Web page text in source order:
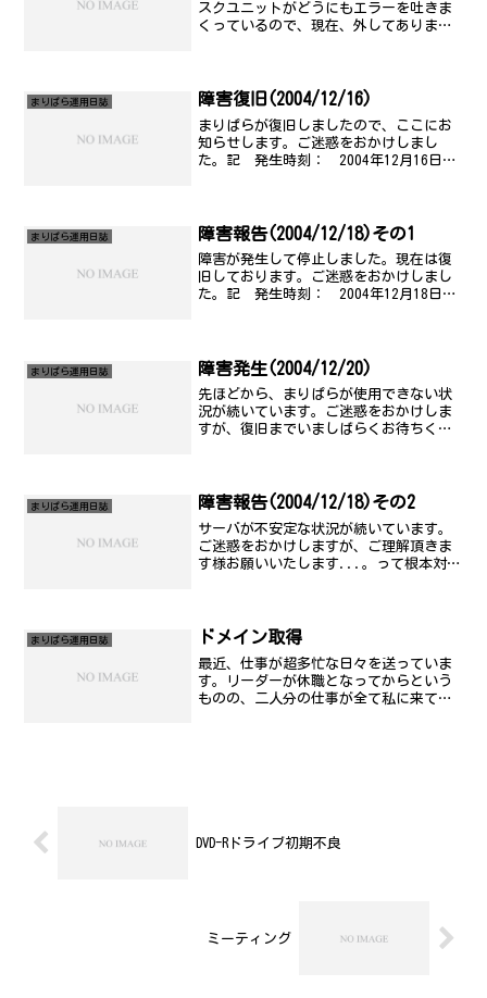
スクユニットがどうにもエラーを吐きま
くっているので、現在、外してありま
まりぱら運用日誌 障害復旧(2004/12/16)
まりぱらが復旧しましたので、ここにお
知らせします。ご迷惑をおかけしまし
た。記 発生時刻： 2004年12月16日
上
まりぱら運用日誌 障害報告(2004/12/18)その1
障害が発生して停止しました。現在は復
旧しております。ご迷惑をおかけしまし
た。記 発生時刻： 2004年12月18日
まりぱら運用日誌 障害発生(2004/12/20)
先ほどから、まりぱらが使用できない状
況が続いています。ご迷惑をおかけしま
すが、復旧までいましばらくお待ちくだ
障...
まりぱら運用日誌 障害報告(2004/12/18)その2
サーバが不安定な状況が続いています。
ご迷惑をおかけしますが、ご理解頂きま
す様お願いいたします...。って根本対策
ディス...
まりぱら運用日誌 ドメイン取得
最近、仕事が超多忙な日々を送っていま
す。リーダーが休職となってからという
ものの、二人分の仕事が全て私に来てし
DVD-Rドライブ初期不良
ミーティング